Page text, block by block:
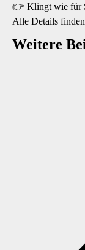
👉 Klingt wie für
Alle Details
Weitere